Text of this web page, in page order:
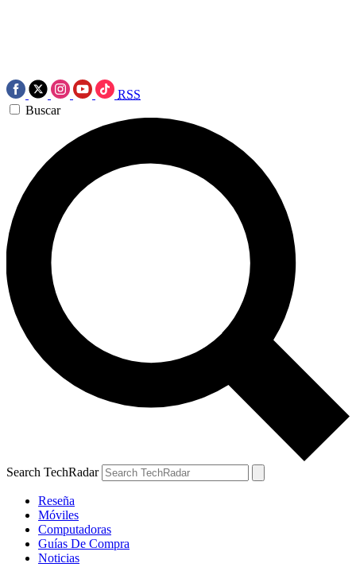
RSS
Buscar
Search TechRadar
Reseña
Móviles
Computadoras
Guías De Compra
Noticias